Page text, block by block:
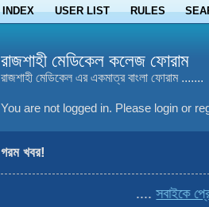
INDEX USER LIST RULES
রাজশাহী মেডিকেল কলেজ ফোরাম
রাজশাহী মেডিকেল এর একমাত্র বাংলা ফোরাম .......
You are not logged in. Please login or
গরম খবর!
....সবাইকে